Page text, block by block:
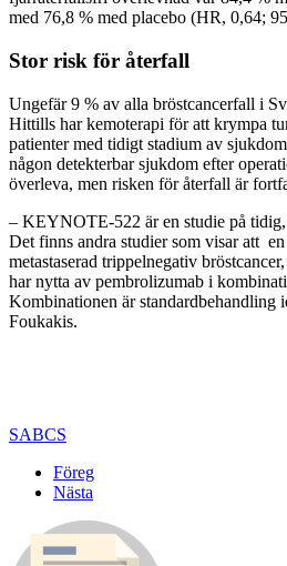
med 76,8 % med placebo (HR, 0,64;
Stor risk för återfall
Ungefär 9 % av alla bröstcancerfall i
Hittills har kemoterapi för att krympa
patienter med tidigt stadium av
någon detekterbar sjukdom efter
överleva, men risken för återfall är
– KEYNOTE-522 är en studie på
Det finns andra studier som visar att
metastaserad trippelnegativ
har nytta av pembrolizumab i
Kombinationen är standardbehandling
Foukakis.
SABCS
Föreg
Nästa